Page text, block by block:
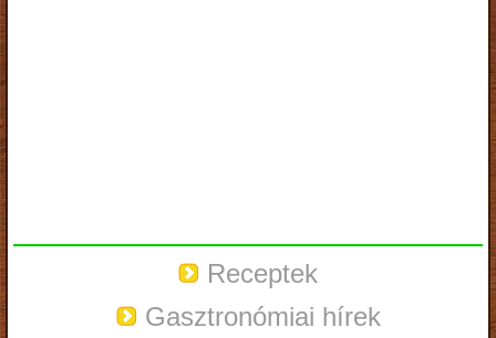
Receptek
Gasztronómiai hírek